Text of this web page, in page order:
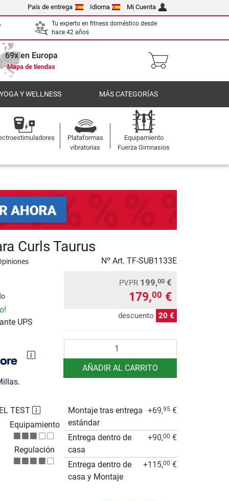
País de entrega Idioma Mi Cuenta
Tu experto en fitness doméstico desde
hace 42 años
69x en Europa
Mapa de tiendas
Y WELLNESS MÁS CATEGORÍAS
Plataformas
vibratorias
Equipamiento
Fuerza Gimnasios
Curls Taurus
Nº Art. TF-SUB1133E
UPS
PVPR 199,00 €
179,00 €
descuento 20 €
AÑADIR AL CARRITO
TEST
Equipamiento
Regulación
Montaje tras entrega
estándar
+69,95 €
Entrega dentro de
casa
+90,00 €
Entrega dentro de
casa y Montaje
+115,00 €